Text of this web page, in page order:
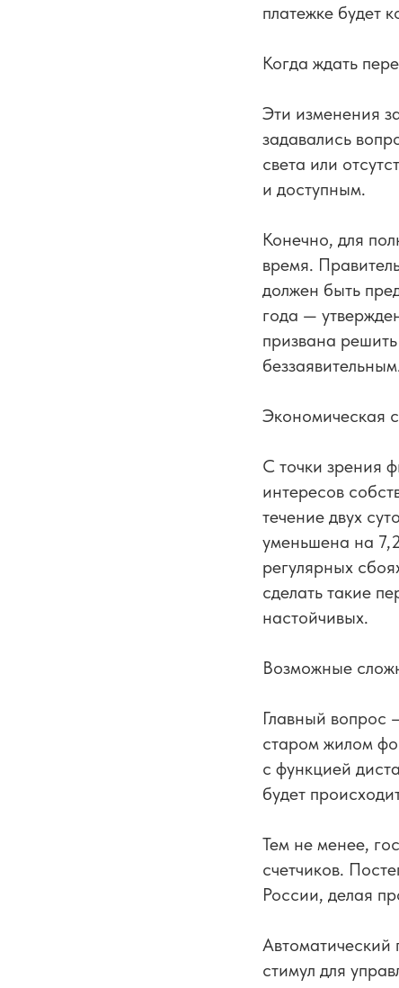
платежке будет
Когда ждать
Эти изменения
задавались
света или
и доступным.
Конечно, для
время.
должен быть
года —
призвана
Экономическая
С точки зрения
интересов
течение двух
уменьшена на
регулярных
сделать такие
настойчивых.
Возможные
Главный вопрос
старом жилом
с функцией
будет
Тем не менее,
счетчиков.
России, делая
стимул для